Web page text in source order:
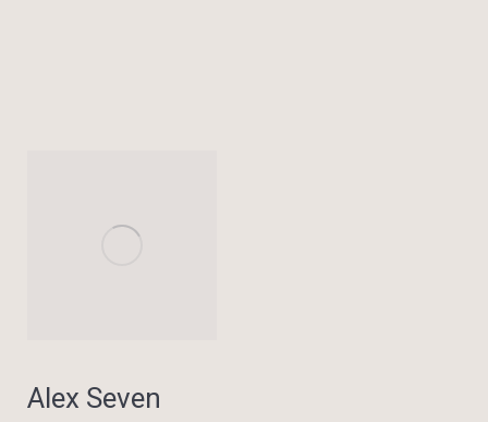
Alex Seven